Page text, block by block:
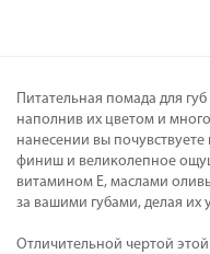
Питательная помада для
наполнив их цветом и
нанесении вы почувствуете
финиш и великолепное
витамином Е, маслами
за вашими губами, делая
Отличительной чертой